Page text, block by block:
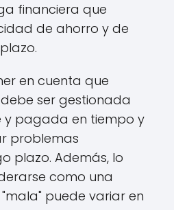
financiera que
de ahorro y de
en cuenta que
ser gestionada
pagada en tiempo y
problemas
plazo. Además, lo
como una
puede variar en